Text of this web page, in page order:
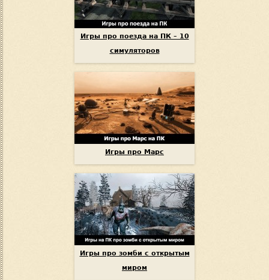
Игры про поезда на ПК – 10
симуляторов
Игры про Марс
Игры про зомби с открытым
миром